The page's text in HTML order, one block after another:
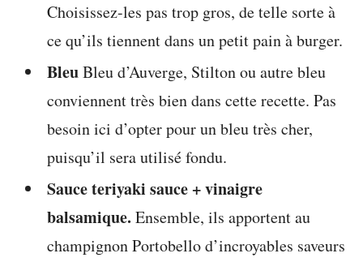
Choisissez-les pas trop gros, de telle sorte à
ce qu’ils tiennent dans un petit pain à burger.
BleuBleu d’Auverge, Stilton ou autre bleu
conviennent très bien dans cette recette. Pas
besoin ici d’opter pour un bleu très cher,
puisqu’il sera utilisé fondu.
Sauce teriyaki sauce + vinaigre
balsamique. Ensemble, ils apportent au
champignon Portobello d’incroyables saveurs